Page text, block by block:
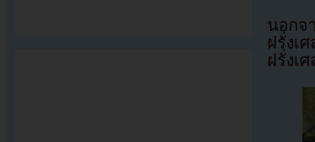
นอกจ
ฝรั่งเ
ฝรั่งเ